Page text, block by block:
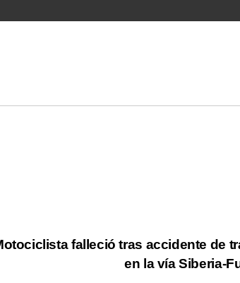
falleció tras accidente de
en la vía Siberia-